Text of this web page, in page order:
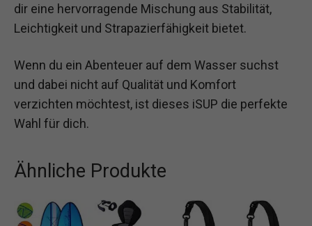
dir eine hervorragende Mischung aus Stabilität,
Leichtigkeit und Strapazierfähigkeit bietet.
Wenn du ein Abenteuer auf dem Wasser suchst
und dabei nicht auf Qualität und Komfort
verzichten möchtest, ist dieses iSUP die perfekte
Wahl für dich.
Ähnliche Produkte